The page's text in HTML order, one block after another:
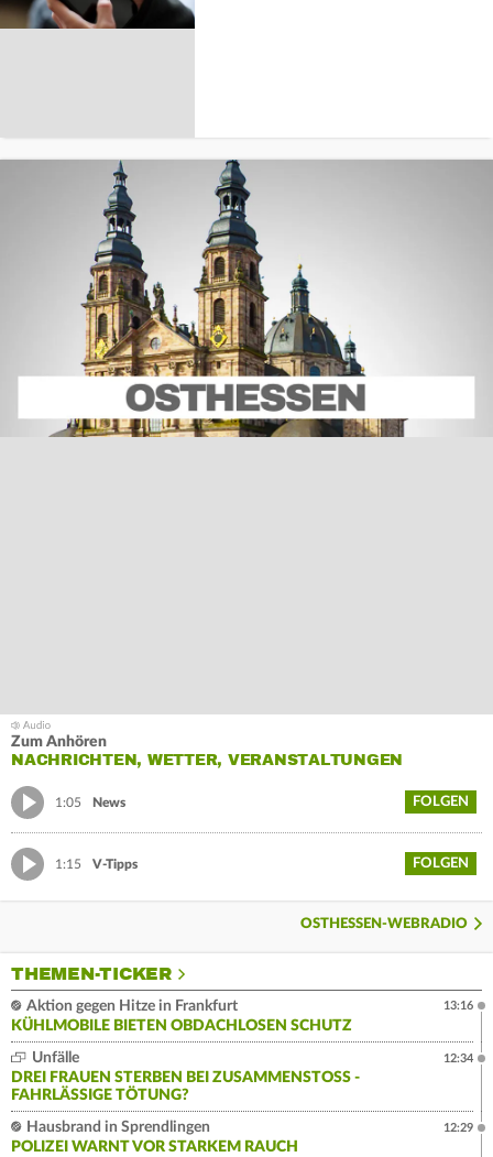
Zum Anhören
NACHRICHTEN, WETTER, VERANSTALTUNGEN
1:05 News FOLGEN
1:15 V-Tipps FOLGEN
OSTHESSEN-WEBRADIO
THEMEN-TICKER
Aktion gegen Hitze in Frankfurt
KÜHLMOBILE BIETEN OBDACHLOSEN SCHUTZ
13:16
Unfälle
DREI FRAUEN STERBEN BEI ZUSAMMENSTOSS - F
AHRLÄSSIGE TÖTUNG?
12:34
Hausbrand in Sprendlingen
POLIZEI WARNT VOR STARKEM RAUCH
12:29